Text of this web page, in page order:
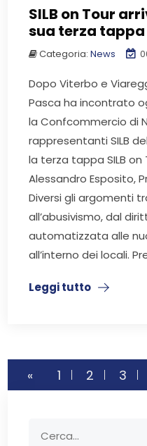
SILB on Tour
sua terza tappa
Categoria:News
Dopo Viterbo e
Pasca ha incontrato
la Confcommercio di
rappresentanti SILB
la terza tappa SILB
Alessandro Esposito,
Diversi gli argomenti
all’abusivismo, dal
automatizzata alle
all’interno dei locali.
Leggi tutto
« 1 2 3